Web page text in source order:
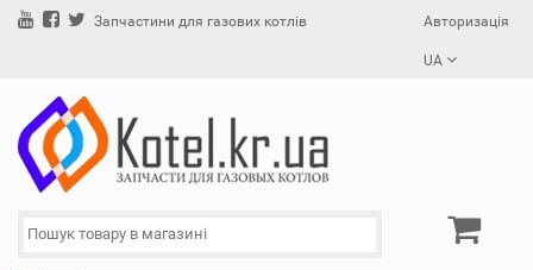
Запчастини для газових котлів Авторизація
UA